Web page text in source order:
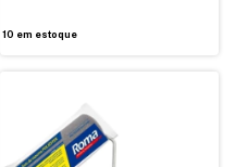
10 em estoque